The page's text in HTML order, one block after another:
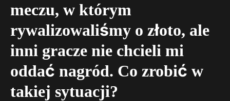
meczu, w którym
rywalizowaliśmy o złoto, ale
inni gracze nie chcieli mi
oddać nagród. Co zrobić w
takiej sytuacji?